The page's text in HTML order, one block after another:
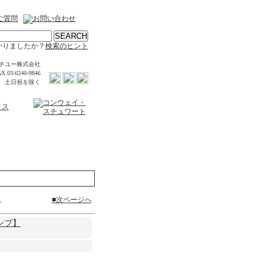
ましたか？ 検索のヒント
ユー株式会社
03-6240-9846
土日祝を除く
■次ページへ
】